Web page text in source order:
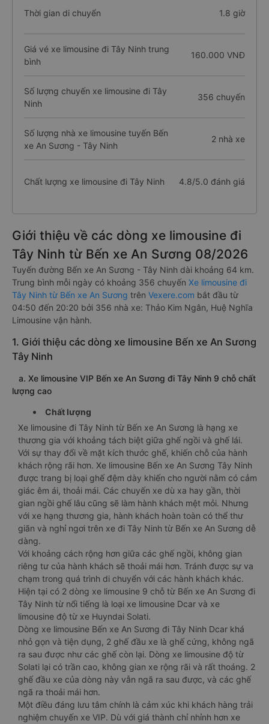
Thời gian di chuyển 1.8 giờ
Giá vé xe limousine đi Tây Ninh trung
bình
160.000 VNĐ
Số lượng chuyến xe limousine đi Tây
Ninh
356 chuyến
Số lượng nhà xe limousine tuyến Bến
xe An Sương - Tây Ninh
2 nhà xe
Chất lượng xe limousine đi Tây Ninh 4.8/5.0 đánh giá
Giới thiệu về các dòng xe limousine đi
Tây Ninh từ Bến xe An Sương 08/2026
Tuyến đường Bến xe An Sương - Tây Ninh dài khoảng 64 km.
Trung bình mỗi ngày có khoảng 356 chuyến Xe limousine đi
Tây Ninh từ Bến xe An Sương trên Vexere.com bắt đầu từ
04:50 đến 20:20 bởi 356 nhà xe: Thảo Kim Ngân, Huệ Nghĩa
Limousine vận hành.
1. Giới thiệu các dòng xe limousine Bến xe An Sương
Tây Ninh
a. Xe limousine VIP Bến xe An Sương đi Tây Ninh 9 chỗ chất
lượng cao
Chất lượng
Xe limousine đi Tây Ninh từ Bến xe An Sương là hạng xe
thương gia với khoảng tách biệt giữa ghế ngồi và ghế lái.
Với sự thay đổi về mặt kích thước ghế, khiến chỗ của hành
khách rộng rãi hơn. Xe limousine Bến xe An Sương Tây Ninh
được trang bị loại ghế đệm dày khiến cho người nằm có cảm
giác êm ái, thoải mái. Các chuyến xe dù xa hay gần, thời
gian ngồi ghế lâu cũng sẽ làm hành khách mệt mỏi. Nhưng
với xe hạng thương gia, hành khách hoàn toàn có thể thư
giãn và nghỉ ngơi trên xe đi Tây Ninh từ Bến xe An Sương dễ
dàng.
Với khoảng cách rộng hơn giữa các ghế ngồi, không gian
riêng tư của hành khách sẽ thoải mái hơn. Tránh được sự va
chạm trong quá trình di chuyển với các hành khách khác.
Hiện tại có 2 dòng xe limousine 9 chỗ từ Bến xe An Sương đi
Tây Ninh từ nổi tiếng là loại xe limousine Dcar và xe
limousine độ từ xe Huyndai Solati.
Dòng xe limousine Bến xe An Sương đi Tây Ninh Dcar khá
nhỏ gọn và tiện dụng, 2 ghế đầu xe là ghế cứng, không ngã
ra sau được như các ghế còn lại. Dòng xe limousine độ từ
Solati lại có trần cao, không gian xe rộng rãi và rất thoáng. 2
ghế đầu xe của dòng này vẫn ngã ra sau được, và các ghế
ngã ra thoải mái hơn.
Một điều đáng lưu tâm chính là cảm xúc khi khách hàng trải
nghiệm chuyến xe VIP. Dù với giá thành chỉ nhỉnh hơn xe